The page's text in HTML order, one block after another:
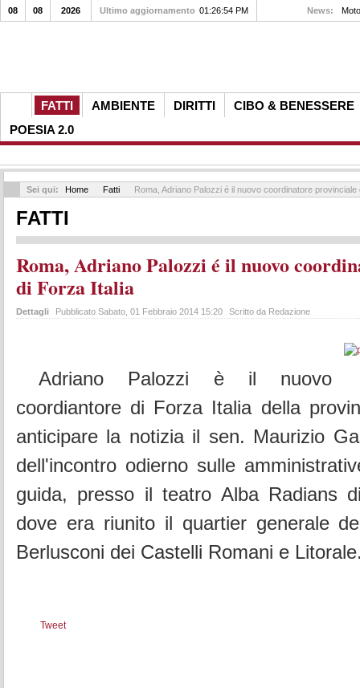
FATTI AMBIENTE DIRITTI
CIBO & BENESSERE
POESIA 2.0
08 08 2026 Ultimo aggiornamento 01:26:54 PM News:
Sei qui: Home Fatti Roma, Adriano Palozzi é il nuovo coordinatore provinciale
FATTI
Roma, Adriano Palozzi é il nuovo
di Forza Italia
Dettagli Pubblicato Sabato, 01 Febbraio 2014 15:20 Scritto da Redazione
Adriano Palozzi è il nuovo
coordiantore di Forza Italia della
anticipare la notizia il sen. Maurizio
dell'incontro odierno sulle
guida, presso il teatro Alba Radians
dove era riunito il quartier generale
Berlusconi dei Castelli Romani e
Tweet